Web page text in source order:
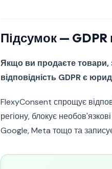
Підсумок —
Якщо ви продаєте товари,
відповідність GDPR є
FlexyConsent спрощує
регіону, блокує
Google, Meta тощо та